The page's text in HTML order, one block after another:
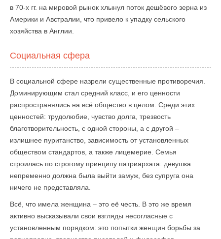
в 70-х гг. на мировой рынок хлынул поток дешёвого зерна из
Америки и Австралии, что привело к упадку сельского
хозяйства в Англии.
Социальная сфера
В социальной сфере назрели существенные противоречия.
Доминирующим стал средний класс, и его ценности
распространялись на всё общество в целом. Среди этих
ценностей: трудолюбие, чувство долга, трезвость
благотворительность, с одной стороны, а с другой –
излишнее пуританство, зависимость от установленных
обществом стандартов, а также лицемерие. Семья
строилась по строгому принципу патриархата: девушка
непременно должна была выйти замуж, без супруга она
ничего не представляла.
Всё, что имела женщина – это её честь. В это же время
активно высказывали свои взгляды несогласные с
установленным порядком: это попытки женщин борьбы за